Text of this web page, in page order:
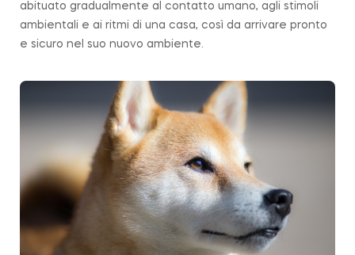
abituato gradualmente al contatto umano, agli stimoli
ambientali e ai ritmi di una casa, così da arrivare pronto
e sicuro nel suo nuovo ambiente.